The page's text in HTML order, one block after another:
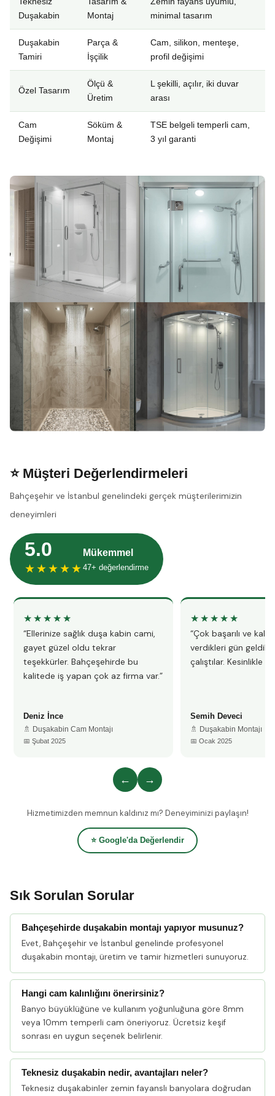
Duşakabin
Montaj
minimal tasarım
Duşakabin
Tamiri
Parça &
İşçilik
Cam, silikon, menteşe,
profil değişimi
Özel Tasarım
Ölçü &
Üretim
L şekilli, açılır, iki duvar
arası
Cam
Değişimi
Söküm &
Montaj
TSE belgeli temperli cam,
3 yıl garanti
⭐ Müşteri Değerlendirmeleri
Bahçeşehir ve İstanbul genelindeki gerçek müşterilerimizin
deneyimleri
5.0
★★★★★
Mükemmel
47+ değerlendirme
★★★★★
“Ellerinize sağlık duşa kabin cami,
gayet güzel oldu tekrar
teşekkürler. Bahçeşehirde bu
kalitede iş yapan çok az firma var.”
Deniz İnce
🚿 Duşakabin Cam Montajı
📅 Şubat 2025
★★★★★
“Çok başarılı ve
verdikleri gün
çalıştılar. Kesinlikle
Semih Deveci
🚿 Duşakabin Montajı
📅 Ocak 2025
← →
Hizmetimizden memnun kaldınız mı? Deneyiminizi paylaşın!
⭐ Google'da Değerlendir
Sık Sorulan Sorular
Bahçeşehirde duşakabin montajı yapıyor musunuz?
Evet, Bahçeşehir ve İstanbul genelinde profesyonel
duşakabin montajı, üretim ve tamir hizmetleri sunuyoruz.
Hangi cam kalınlığını önerirsiniz?
Banyo büyüklüğüne ve kullanım yoğunluğuna göre 8mm
veya 10mm temperli cam öneriyoruz. Ücretsiz keşif
sonrası en uygun seçenek belirlenir.
Teknesiz duşakabin nedir, avantajları neler?
Teknesiz duşakabinler zemin fayanslı banyolara doğrudan